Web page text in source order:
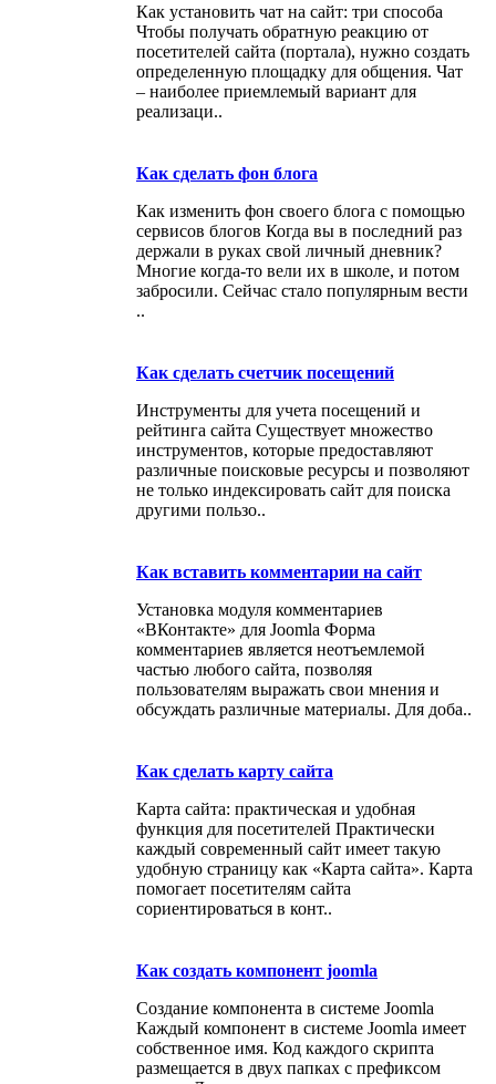
Как установить чат на сайт: три способа
Чтобы получать обратную реакцию от
посетителей сайта (портала), нужно создать
определенную площадку для общения. Чат
– наиболее приемлемый вариант для
реализаци..
Как сделать фон блога
Как изменить фон своего блога с помощью
сервисов блогов Когда вы в последний раз
держали в руках свой личный дневник?
Многие когда-то вели их в школе, и потом
забросили. Сейчас стало популярным вести
..
Как сделать счетчик посещений
Инструменты для учета посещений и
рейтинга сайта Существует множество
инструментов, которые предоставляют
различные поисковые ресурсы и позволяют
не только индексировать сайт для поиска
другими пользо..
Как вставить комментарии на сайт
Установка модуля комментариев
«ВКонтакте» для Joomla Форма
комментариев является неотъемлемой
частью любого сайта, позволяя
пользователям выражать свои мнения и
обсуждать различные материалы. Для доба..
Как сделать карту сайта
Карта сайта: практическая и удобная
функция для посетителей Практически
каждый современный сайт имеет такую
удобную страницу как «Карта сайта». Карта
помогает посетителям сайта
сориентироваться в конт..
Как создать компонент joomla
Создание компонента в системе Joomla
Каждый компонент в системе Joomla имеет
собственное имя. Код каждого скрипта
размещается в двух папках с префиксом